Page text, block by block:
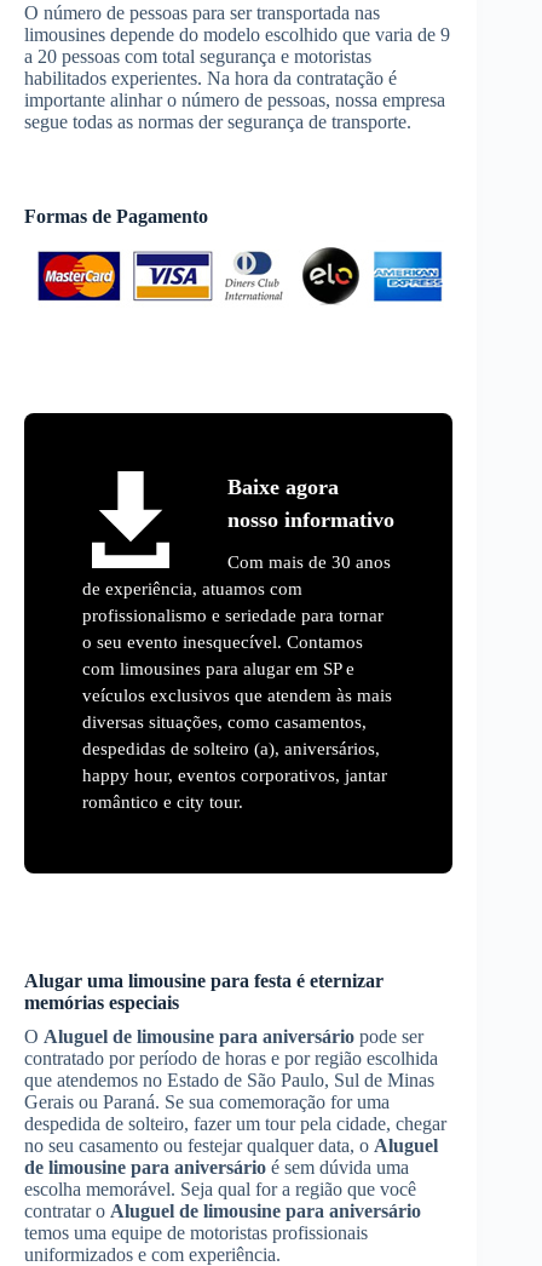
O número de pessoas para ser transportada nas
limousines depende do modelo escolhido que varia de 9
a 20 pessoas com total segurança e motoristas
habilitados experientes. Na hora da contratação é
importante alinhar o número de pessoas, nossa empresa
segue todas as normas der segurança de transporte.
Formas de Pagamento
Baixe agora
nosso informativo
Com mais de 30 anos
de experiência, atuamos com
profissionalismo e seriedade para tornar
o seu evento inesquecível. Contamos
com limousines para alugar em SP e
veículos exclusivos que atendem às mais
diversas situações, como casamentos,
despedidas de solteiro (a), aniversários,
happy hour, eventos corporativos, jantar
romântico e city tour.
Alugar uma limousine para festa é eternizar
memórias especiais
O Aluguel de limousine para aniversário pode ser
contratado por período de horas e por região escolhida
que atendemos no Estado de São Paulo, Sul de Minas
Gerais ou Paraná. Se sua comemoração for uma
despedida de solteiro, fazer um tour pela cidade, chegar
no seu casamento ou festejar qualquer data, o Aluguel
de limousine para aniversário é sem dúvida uma
escolha memorável. Seja qual for a região que você
contratar o Aluguel de limousine para aniversário
temos uma equipe de motoristas profissionais
uniformizados e com experiência.